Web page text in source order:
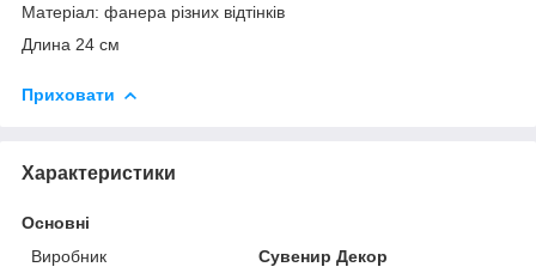
Матеріал: фанера різних відтінків
Длина 24 см
Приховати
Характеристики
Основні
Виробник
Сувенир Декор